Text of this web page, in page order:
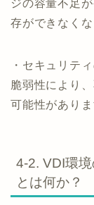
ジの容量不足
存ができなくな
・セキュリテ
脆弱性により
可能性がありま
4-2. VDI環
とは何か？